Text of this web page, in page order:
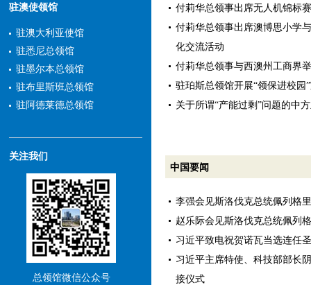
驻澳使领馆
驻澳大利亚使馆
驻悉尼总领馆
驻墨尔本总领馆
驻布里斯班总领馆
驻阿德莱德总领馆
关注我们
总领馆微信公众号
付莉华总领事出席无人机锦标
付莉华总领事出席澳博思小学
化交流活动
付莉华总领事与西澳州工商界
驻珀斯总领馆开展“领保进校园
关于所谓“产能过剩”问题的中
中国要闻
李强会见斯洛伐克总统佩列格
赵乐际会见斯洛伐克总统佩列
习近平致电祝贺诺瓦当选连任
习近平主席特使、科技部部长
接仪式